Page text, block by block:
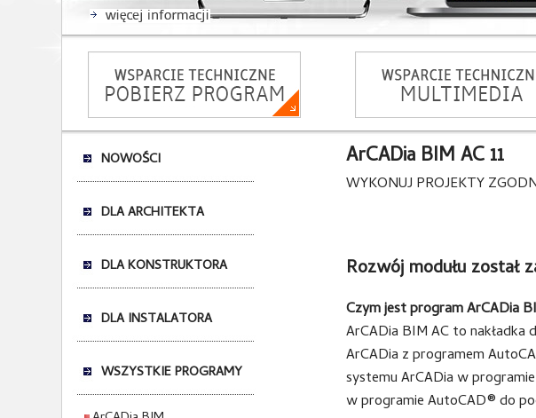
NOWOŚCI
DLA ARCHITEKTA
DLA KONSTRUKTORA
DLA INSTALATORA
WSZYSTKIE PROGRAMY
ArCADia BIM AC 11
WYKONUJ PROJEKTY
Rozwój modułu został
Czym jest program ArCADia
ArCADia BIM AC to nakładka
ArCADia z programem
systemu ArCADia w
w programie AutoCAD® do